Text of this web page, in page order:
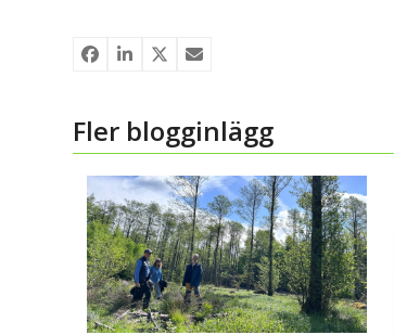
Fler blogginlägg